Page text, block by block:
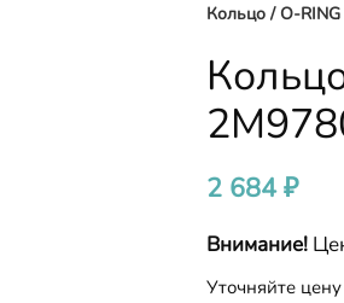
Кольцо / O-
2 684₽
Внимание!
Уточняйте